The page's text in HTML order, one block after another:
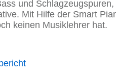
und
Mit Hilfe der Smart
keinen Musiklehrer hat.